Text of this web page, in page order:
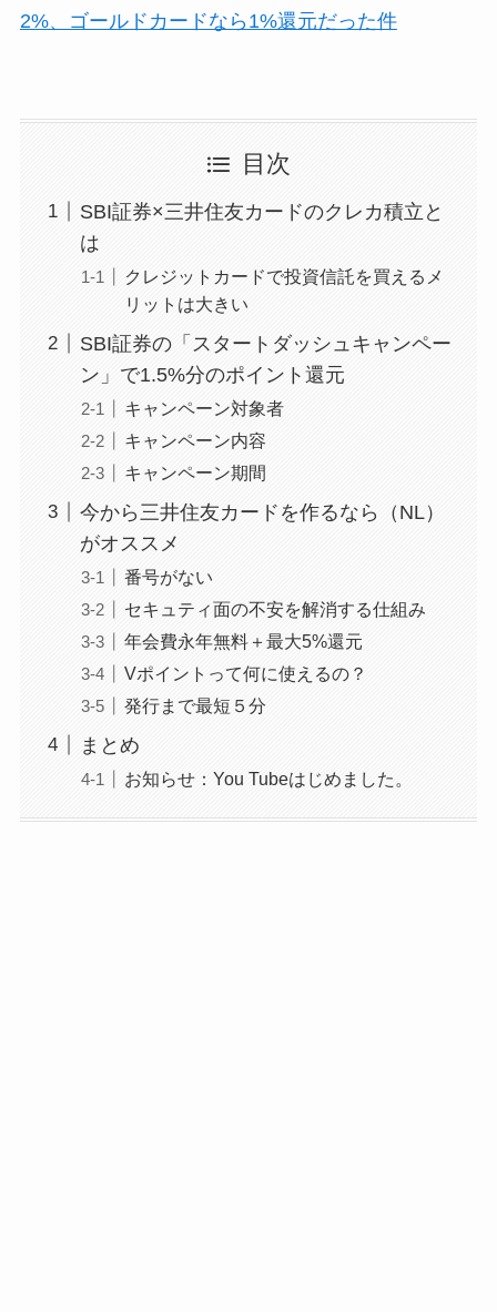
2%、ゴールドカードなら1%還元だった件
目次
SBI証券×三井住友カードのクレカ積立と
は
クレジットカードで投資信託を買えるメ
リットは大きい
SBI証券の「スタートダッシュキャンペー
ン」で1.5%分のポイント還元
キャンペーン対象者
キャンペーン内容
キャンペーン期間
今から三井住友カードを作るなら（NL）
がオススメ
番号がない
セキュティ面の不安を解消する仕組み
年会費永年無料＋最大5%還元
Vポイントって何に使えるの？
発行まで最短５分
まとめ
お知らせ：You Tubeはじめました。